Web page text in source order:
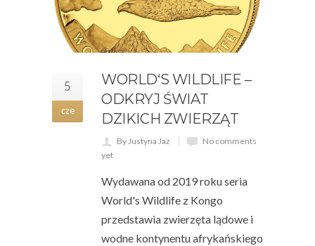
5
cze
WORLD‘S WILDLIFE –
ODKRYJ ŚWIAT
DZIKICH ZWIERZĄT
By Justyna Jaz
No comments
yet
Wydawana od 2019 roku seria
World's Wildlife z Kongo
przedstawia zwierzęta lądowe i
wodne kontynentu afrykańskiego